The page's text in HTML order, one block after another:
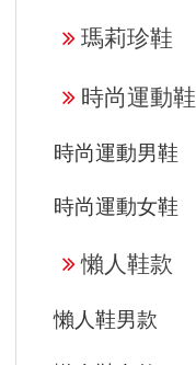
瑪莉珍鞋
時尚運動鞋
時尚運動男鞋
時尚運動女鞋
懶人鞋款
懶人鞋男款